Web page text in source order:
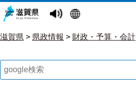
滋賀県 > 県政情報 > 財政・予算・会計